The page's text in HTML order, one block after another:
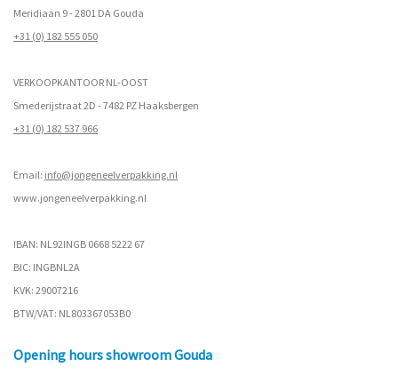
Meridiaan 9 - 2801 DA Gouda
+31 (0) 182 555 050
VERKOOPKANTOOR NL-OOST
Smederijstraat 2D - 7482 PZ Haaksbergen
+31 (0) 182 537 966
Email: info@jongeneelverpakking.nl
www.jongeneelverpakking.nl
IBAN: NL92INGB 0668 5222 67
BIC: INGBNL2A
KVK: 29007216
BTW/VAT: NL803367053B0
Opening hours showroom Gouda